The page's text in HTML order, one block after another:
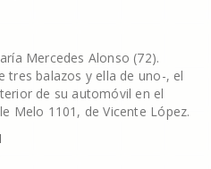
Mercedes Alonso (72).
tres balazos y ella de uno-, el
de su automóvil en el
Melo 1101, de Vicente López.